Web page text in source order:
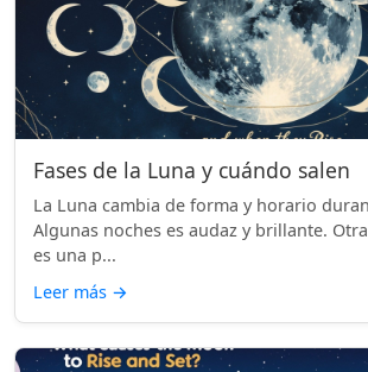
Fases de la Luna y cuándo salen
La Luna cambia de forma y horario
Algunas noches es audaz y brillante.
es una p...
Leer más →